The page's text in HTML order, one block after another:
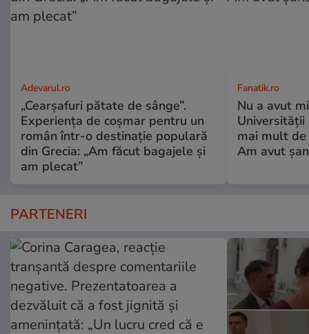
Adevarul.ro
„Cearșafuri pătate de sânge”.
Experiența de coșmar pentru un
român într-o destinație populară
din Grecia: „Am făcut bagajele și
am plecat”
Fanatik.ro
Nu a avut
Universității
mai mult
Am avut
PARTENERI